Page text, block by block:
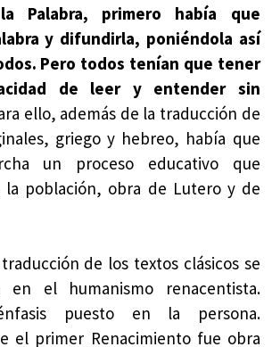
Palabra, primero había que
y difundirla, poniéndola así
Pero todos tenían que tener
de leer y entender sin
ello, además de la traducción de
griego y hebreo, había que
un proceso educativo que
la población, obra de Lutero y de
de los textos clásicos se
en el humanismo renacentista.
puesto en la persona.
el primer Renacimiento fue obra